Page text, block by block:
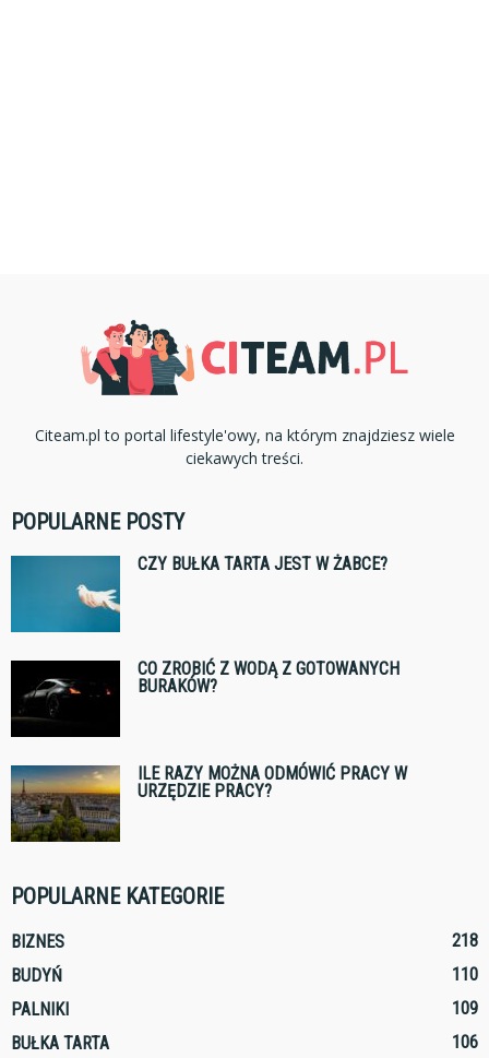
Citeam.pl to portal lifestyle'owy, na którym znajdziesz wiele
ciekawych treści.
POPULARNE POSTY
CZY BUŁKA TARTA JEST W ŻABCE?
CO ZROBIĆ Z WODĄ Z GOTOWANYCH
BURAKÓW?
ILE RAZY MOŻNA ODMÓWIĆ PRACY W
URZĘDZIE PRACY?
POPULARNE KATEGORIE
BIZNES
218
BUDYŃ
110
PALNIKI
109
BUŁKA TARTA
106